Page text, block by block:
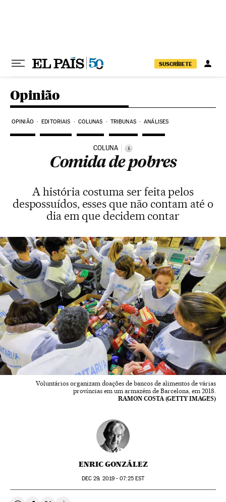
SUSCRÍBETE
Opinião
OPINIÃO EDITORIAIS COLUNAS TRIBUNAS ANÁLISES
COLUNA i
Comida de pobres
A história costuma ser feita pelos
despossuídos, esses que não contam até o
dia em que decidem contar
Voluntários organizam doações de bancos de alimentos de várias
províncias em um armazém de Barcelona, em 2018.
RAMON COSTA (GETTY IMAGES)
ENRIC GONZÁLEZ
DEC 29, 2019 - 07:25EST